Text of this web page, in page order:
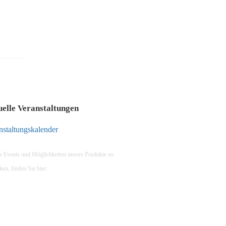
Veranstaltungen
Events und Möglichkeiten unsere Produkte zu
finden Sie hier: